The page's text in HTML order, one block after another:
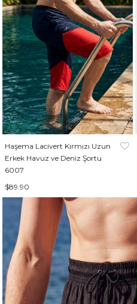
Haşema Lacivert Kırmızı Uzun
Erkek Havuz ve Deniz Şortu
6007
$89.90